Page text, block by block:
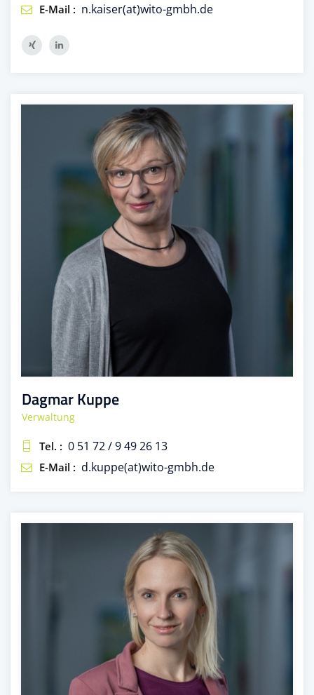
E-Mail : n.kaiser(at)wito-gmbh.de
Dagmar Kuppe
Verwaltung
Tel. : 0 51 72 / 9 49 26 13
E-Mail : d.kuppe(at)wito-gmbh.de